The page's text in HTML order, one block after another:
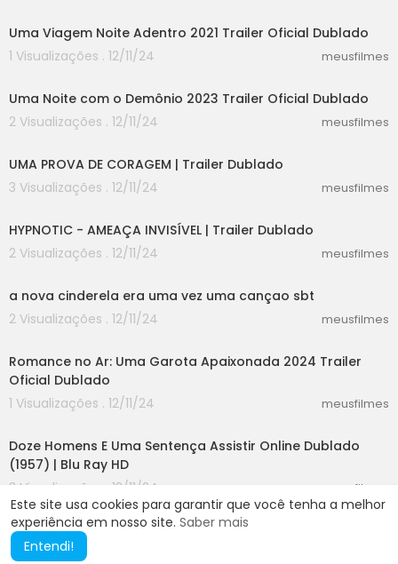
Este site usa cookies para garantir que você tenha a melhor
experiência em nosso site. Saber mais
Entendi!
Uma Viagem Noite Adentro 2021 Trailer Oficial Dublado
1 Visualizações . 12/11/24
meusfilmes
Uma Noite com o Demônio 2023 Trailer Oficial Dublado
2 Visualizações . 12/11/24
meusfilmes
UMA PROVA DE CORAGEM | Trailer Dublado
3 Visualizações . 12/11/24
meusfilmes
HYPNOTIC - AMEAÇA INVISÍVEL | Trailer Dublado
2 Visualizações . 12/11/24
meusfilmes
a nova cinderela era uma vez uma cançao sbt
2 Visualizações . 12/11/24
meusfilmes
Romance no Ar: Uma Garota Apaixonada 2024 Trailer
Oficial Dublado
1 Visualizações . 12/11/24
meusfilmes
Doze Homens E Uma Sentença Assistir Online Dublado
(1957) | Blu Ray HD
3 Visualizações . 12/11/24
meusfilmes